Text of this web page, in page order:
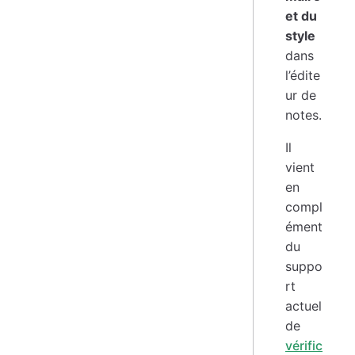
et du
style
dans
l’édite
ur de
notes.
Il
vient
en
compl
ément
du
suppo
rt
actuel
de
vérific